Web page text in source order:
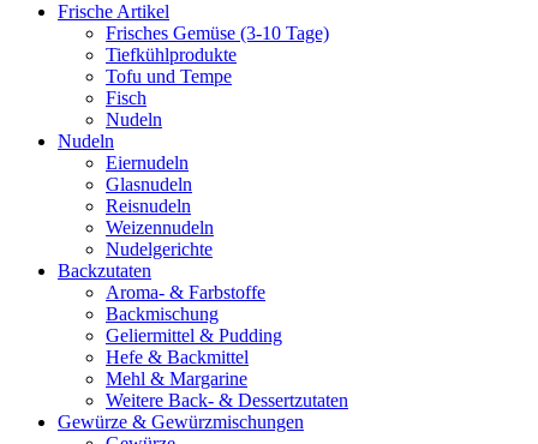
Frische Artikel
Frisches Gemüse (3-10 Tage)
Tiefkühlprodukte
Tofu und Tempe
Fisch
Nudeln
Nudeln
Eiernudeln
Glasnudeln
Reisnudeln
Weizennudeln
Nudelgerichte
Backzutaten
Aroma- & Farbstoffe
Backmischung
Geliermittel & Pudding
Hefe & Backmittel
Mehl & Margarine
Weitere Back- & Dessertzutaten
Gewürze & Gewürzmischungen